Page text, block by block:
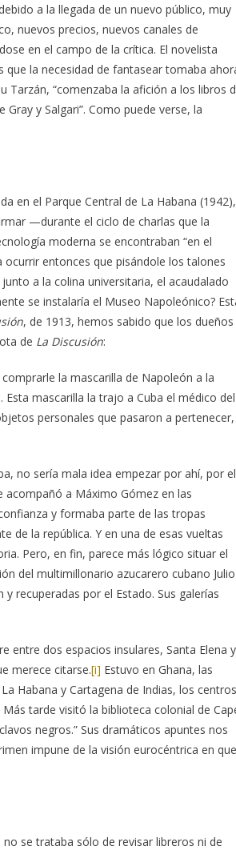
a la llegada de un nuevo público, muy
nuevos precios, nuevos canales de
en el campo de la crítica. El novelista
la necesidad de fantasear tomaba
Tarzán, “comenzaba la afición a los libros
y Salgari”. Como puede verse, la
en el Parque Central de La Habana (1942),
—durante el ciclo de charlas que la
moderna se encontraban “en el
ocurrir entonces que pisándole los talones
a la colina universitaria, el acaudalado
se instalaría el Museo Napoleónico?
, de 1913, hemos sabido que los dueños
de La Discusión:
la mascarilla de Napoleón a la
mascarilla la trajo a Cuba el médico del
personales que pasaron a pertenecer,
no sería mala idea empezar por ahí, por el
acompañó a Máximo Gómez en las
y formaba parte de las tropas
de la república. Y en una de esas vueltas
Pero, en fin, parece más lógico situar el
del multimillonario azucarero cubano Julio
recuperadas por el Estado. Sus galerías
entre dos espacios insulares, Santa Elena y
merece citarse.[i] Estuvo en Ghana, las
Habana y Cartagena de Indias, los centros
Más tarde visitó la biblioteca colonial de
negros.” Sus dramáticos apuntes nos
impune de la visión eurocéntrica en que
se trataba sólo de revisar libreros ni de